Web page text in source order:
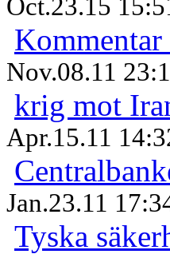
Oct.23.15
Nov.08.11
krig mot
Apr.15.11
Jan.23.11
Tyska